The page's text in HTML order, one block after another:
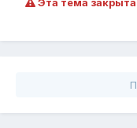
Эта тема